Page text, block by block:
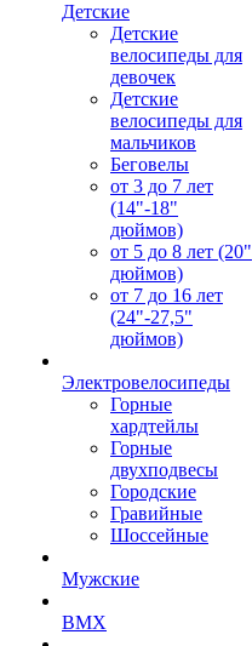
Детские
Детские
велосипеды для
девочек
Детские
велосипеды для
мальчиков
Беговелы
от 3 до 7 лет
(14"-18"
дюймов)
от 5 до 8 лет (20"
дюймов)
от 7 до 16 лет
(24"-27,5"
дюймов)
Электровелосипеды
Горные
хардтейлы
Горные
двухподвесы
Городские
Гравийные
Шоссейные
Мужские
BMX